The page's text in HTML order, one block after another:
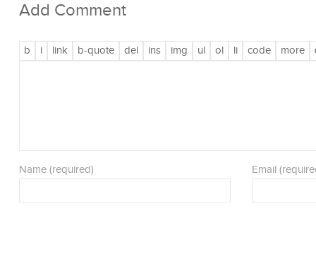
Add Comment
Name (required) Email